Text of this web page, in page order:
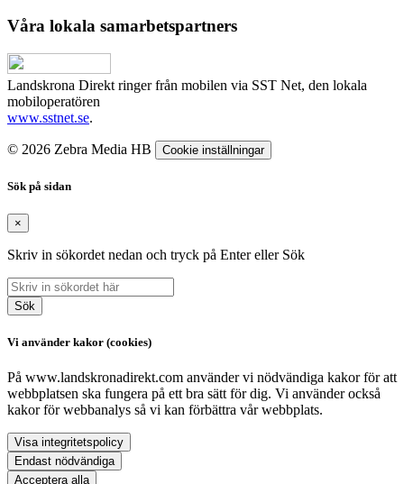
Våra lokala samarbetspartners
Landskrona Direkt ringer från mobilen via SST Net, den lokala
mobiloperatören
www.sstnet.se.
© 2026 Zebra Media HB Cookie inställningar
Sök på sidan
×
Skriv in sökordet nedan och tryck på Enter eller Sök
Sök
Vi använder kakor (cookies)
På www.landskronadirekt.com använder vi nödvändiga kakor för att
webbplatsen ska fungera på ett bra sätt för dig. Vi använder också
kakor för webbanalys så vi kan förbättra vår webbplats.
Visa integritetspolicy
Endast nödvändiga
Acceptera alla